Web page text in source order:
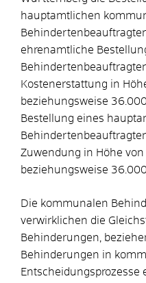
hauptamtlichen
ehrenamtliche
Kostenerstattung in
beziehungsweise
Bestellung eines
Zuwendung in Höhe
beziehungsweise
Die kommunalen
verwirklichen die
Behinderungen,
Behinderungen in
Entscheidungsprozesse